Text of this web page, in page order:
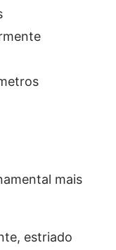
mais
estriado